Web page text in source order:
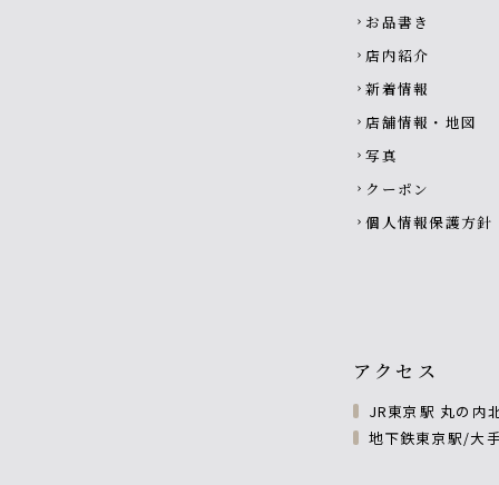
chevron_right お品書き
chevron_right 店内紹介
chevron_right 新着情報
chevron_right 店舗情報・地図
chevron_right 写真
chevron_right クーポン
chevron_right 個人情報保護方針
アクセス
JR東京駅 丸の内
地下鉄東京駅/大